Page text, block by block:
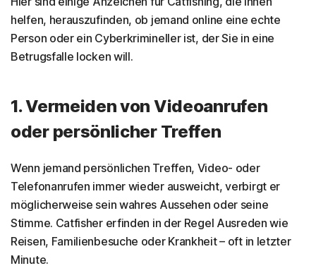
helfen, herauszufinden, ob jemand online eine echte
Person oder ein Cyberkrimineller ist, der Sie in eine
Betrugsfalle locken will.
1. Vermeiden von Videoanrufen
oder persönlicher Treffen
Wenn jemand persönlichen Treffen, Video- oder
Telefonanrufen immer wieder ausweicht, verbirgt er
möglicherweise sein wahres Aussehen oder seine
Stimme. Catfisher erfinden in der Regel Ausreden wie
Reisen, Familienbesuche oder Krankheit – oft in letzter
Minute.